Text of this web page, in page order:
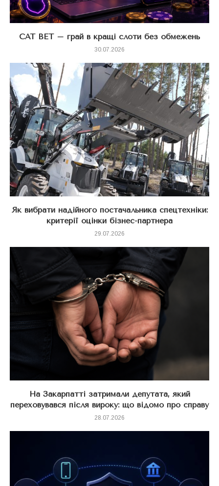
CAT BET – грай в кращі слоти без обмежень
30.07.2026
Як вибрати надійного постачальника спецтехніки:
критерії оцінки бізнес-партнера
29.07.2026
На Закарпатті затримали депутата, який
переховувався після вироку: що відомо про справу
28.07.2026